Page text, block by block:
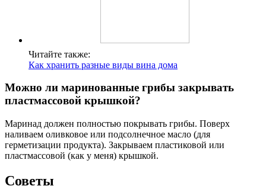
Читайте также:
Как хранить разные виды вина дома
Можно ли маринованные грибы закрывать
пластмассовой крышкой?
Маринад должен полностью покрывать грибы. Поверх
наливаем оливковое или подсолнечное масло (для
герметизации продукта). Закрываем пластиковой или
пластмассовой (как у меня) крышкой.
Советы